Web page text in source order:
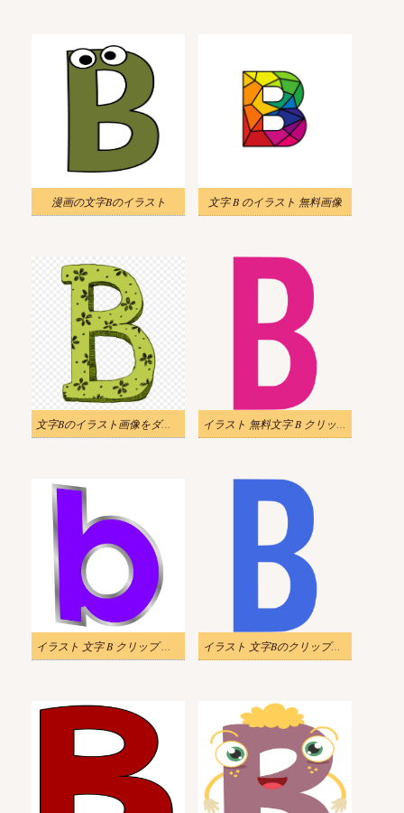
漫画の文字Bのイラスト 文字 B のイラスト 無料画像
文字Bのイラスト画像をダウンロード イラスト 無料文字 B クリップ アート
イラスト 文字 B クリップ アート PNG イラスト 文字Bのクリップアートをダウンロード